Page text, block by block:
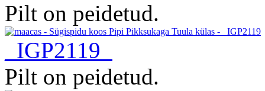
Pilt on peidetud.
_IGP2119
Pilt on peidetud.